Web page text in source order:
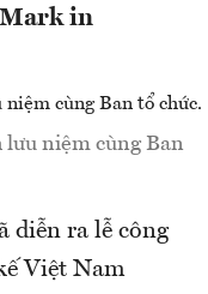
in
niệm cùng Ban
diễn ra lễ công
Việt Nam